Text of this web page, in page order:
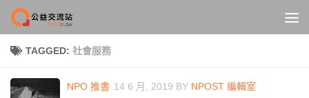
Skip to content
TAGGED: 社會服務
NPO 推書 14 6 月, 2019 BY NPOST 編輯室